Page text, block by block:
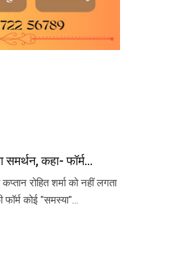
समर्थन, कहा- फॉर्म...
रोहित शर्मा को नहीं लगता
फॉर्म कोई "समस्या"...